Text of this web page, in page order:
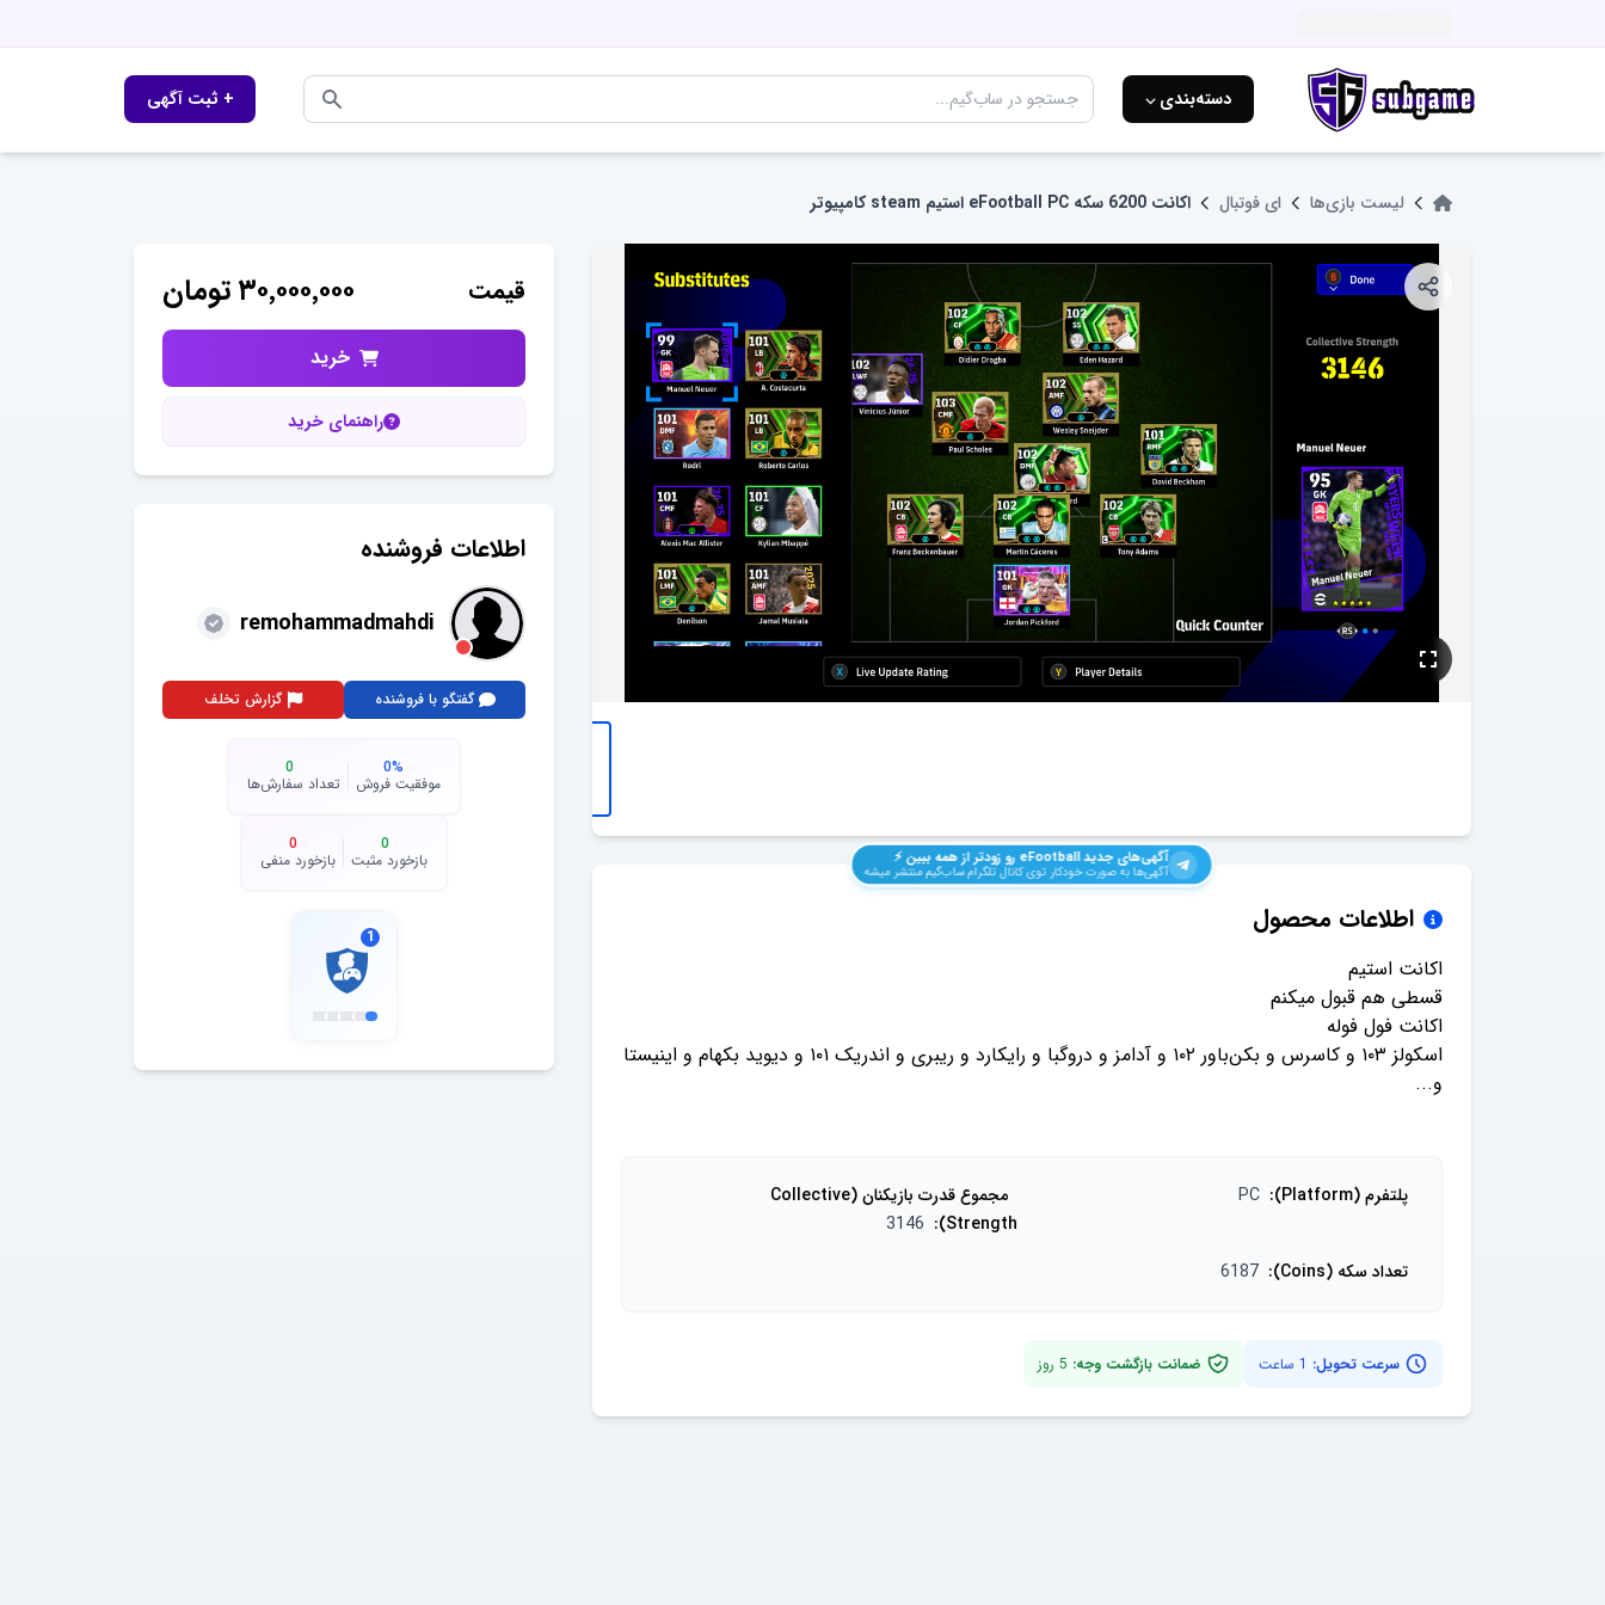
دسته‌بندی ⌵ + ثبت آگهی
لیست بازی‌ها ای فوتبال اکانت 6200 سکه eFootball PC استیم steam کامپیوتر
آگهی‌های جدیدeFootball رو زودتر از همه ببین ⚡️
آگهی‌ها به صورت خودکار توی کانال تلگرام ساب‌گیم منتشر میشه
اطلاعات محصول
اسکولز ۱۰۳ و کاسرس و بکن‌باور ۱۰۲ و آدامز و دروگبا و رایکارد و ریبری و اندریک ۱۰۱ و دیوید بکهام و اینیستا
پلتفرم (Platform) :
PC
مجموع قدرت بازیکنان (Collective
Strength)
:
3146
تعداد سکه (Coins)
:
6187
سرعت تحویل: 1 ساعت ضمانت بازگشت وجه: 5 روز
قیمت ۳۰٬۰۰۰٬۰۰۰تومان
خرید
راهنمای خرید
اطلاعات فروشنده
remohammadmahdi
گفتگو با فروشنده گزارش تخلف
0%
موفقیت فروش
0
تعداد سفارش‌ها
0
بازخورد مثبت
0
بازخورد منفی
1